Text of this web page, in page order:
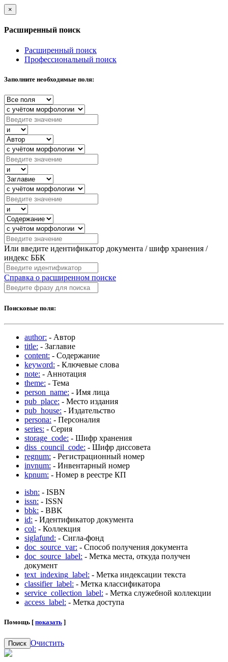
×
Расширенный поиск
Расширенный поиск
Профессиональный поиск
Заполните необходимые поля:
Или введите идентификатор документа / шифр хранения /
индекс ББК
Справка о расширенном поиске
Поисковые поля:
author: - Автор
title: - Заглавие
content: - Содержание
keyword: - Ключевые слова
note: - Аннотация
theme: - Тема
person_name: - Имя лица
pub_place: - Место издания
pub_house: - Издательство
persona: - Персоналия
series: - Серия
storage_code: - Шифр хранения
diss_council_code: - Шифр диссовета
regnum: - Регистрационный номер
invnum: - Инвентарный номер
kpnum: - Номер в реестре КП
isbn: - ISBN
issn: - ISSN
bbk: - BBK
id: - Идентификатор документа
col: - Коллекция
siglafund: - Сигла-фонд
doc_source_var: - Способ получения документа
doc_source_label: - Метка места, откуда получен
документ
text_indexing_label: - Метка индексации текста
classifier_label: - Метка классификатора
service_collection_label: - Метка служебной коллекции
access_label: - Метка доступа
Помощь [ показать ]
Поиск Очистить